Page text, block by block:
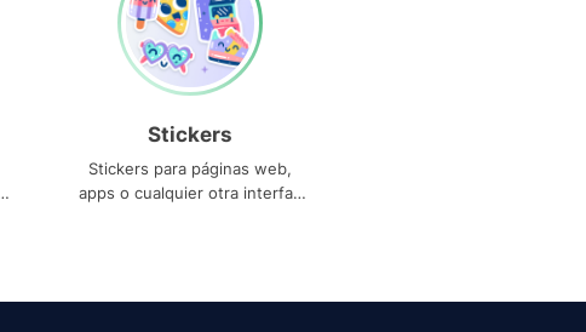
Stickers
Stickers para páginas web,
apps o cualquier otra interfaz